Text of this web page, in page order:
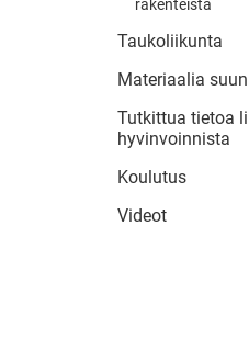
rakenteista
Taukoliikunta
Materiaalia
Tutkittua tietoa
hyvinvoinnista
Koulutus
Videot